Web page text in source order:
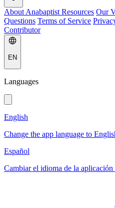
About Anabaptist Resources Our
Questions Terms of Service
Contributor
EN
Languages
English
Change the app language to
Español
Cambiar el idioma de la aplicación